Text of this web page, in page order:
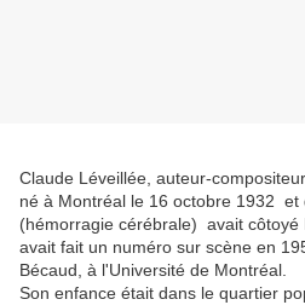
Claude Léveillée, auteur-
né à Montréal le 16 octobre 1932 et
(hémorragie cérébrale) avait côtoyé
avait fait un numéro sur scène en
Bécaud, à l'Université de Montréal.
Son enfance était dans le quartier